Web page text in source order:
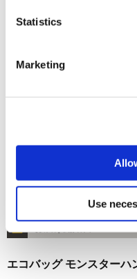
Statistics
Marketing
Use
エコバッグ モンスター
ン
エコバッグ モンスターハ